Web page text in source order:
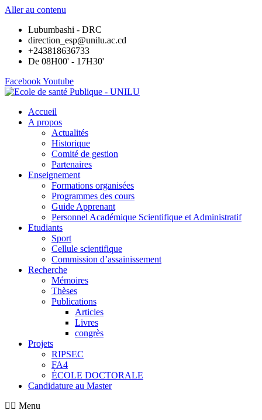
Aller au contenu
Lubumbashi - DRC
direction_esp@unilu.ac.cd
+243818636733
De 08H00' - 17H30'
FacebookYoutube
Accueil
A propos
Actualités
Historique
Comité de gestion
Partenaires
Enseignement
Formations organisées
Programmes des cours
Guide Apprenant
Personnel Académique Scientifique et Administratif
Etudiants
Sport
Cellule scientifique
Commission d’assainissement
Recherche
Mémoires
Thèses
Publications
Articles
Livres
congrès
Projets
RIPSEC
FA4
ÉCOLE DOCTORALE
Candidature au Master
Menu